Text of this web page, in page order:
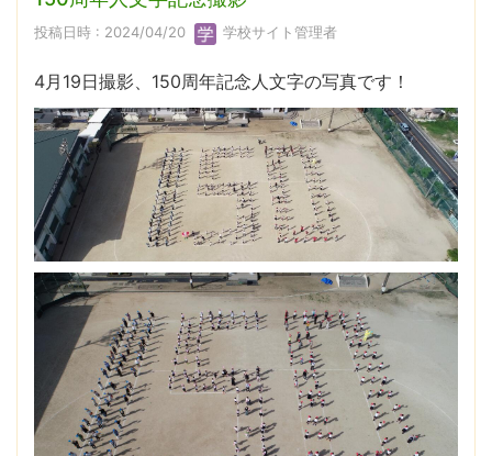
投稿日時 : 2024/04/20 学校サイト管理者
4月19日撮影、150周年記念人文字の写真です！